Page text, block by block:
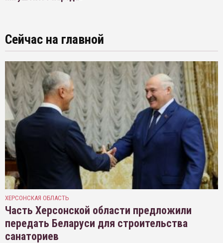
Сейчас на главной
ХЕРСОНСКАЯ ОБЛАСТЬ
Часть Херсонской области предложили
передать Беларуси для строительства
санаториев